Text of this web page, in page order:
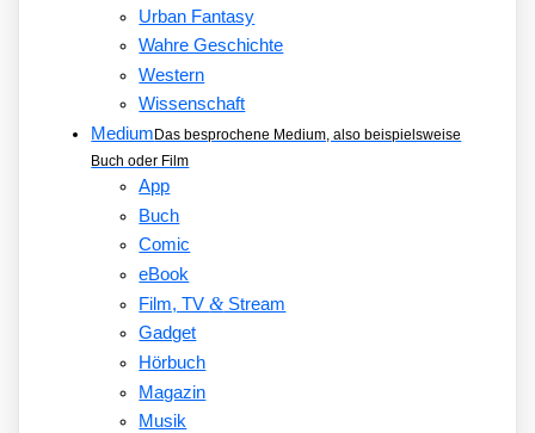
Urban Fantasy
Wahre Geschichte
Western
Wissenschaft
Medium Das besprochene Medium, also beispielsweise
Buch oder Film
App
Buch
Comic
eBook
Film, TV&Stream
Gadget
Hörbuch
Magazin
Musik